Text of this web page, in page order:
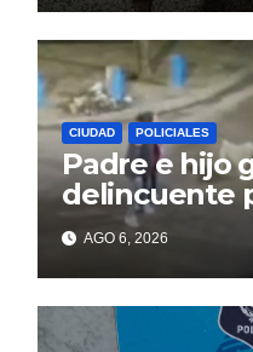
CIUDAD POLICIALES
Padre e hijo
delincuente
un celular
AGO 6, 2026